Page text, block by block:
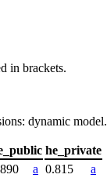
in brackets.
dynamic model.
he_private
a 0.815
a